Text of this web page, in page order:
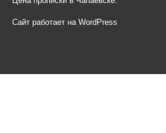
Сайт работает на WordPress